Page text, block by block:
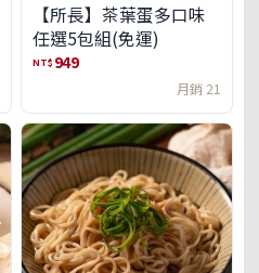
【所長】茶葉蛋多口味
任選5包組(免運)
NT$ 949
月銷 21